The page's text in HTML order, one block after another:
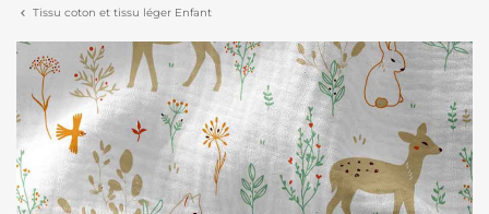
Tissu coton et tissu léger Enfant